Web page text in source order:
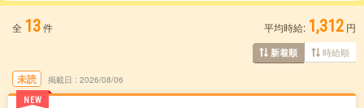
全 13件 平均時給: 1,312 円
新着順 時給順
未読
NEW
掲載日 2026/08/06